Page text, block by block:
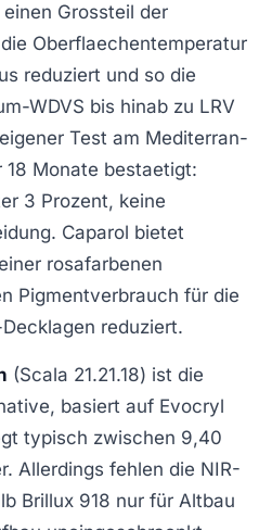
Grossteil der
Oberflaechentemperatur
reduziert und so die
WDVS bis hinab zu LRV
Test am Mediterran-
18 Monate bestaetigt:
3 Prozent, keine
Caparol bietet
rosafarbenen
Pigmentverbrauch für die
reduziert.
(Scala 21.21.18) ist die
basiert auf Evocryl
typisch zwischen 9,40
Allerdings fehlen die NIR-
Brillux 918 nur für Altbau